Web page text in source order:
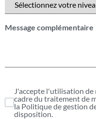
Message complémentaire
J'accepte l'utilisation de
cadre du traitement de
la Politique de gestion
disposition.